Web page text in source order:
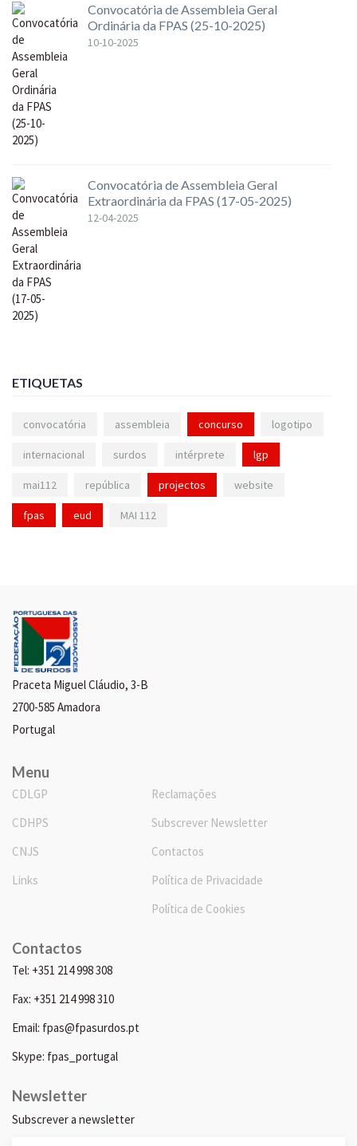
Convocatória de Assembleia Geral
Ordinária da FPAS (25-10-2025)
10-10-2025
Convocatória de Assembleia Geral
Extraordinária da FPAS (17-05-2025)
12-04-2025
ETIQUETAS
convocatória assembleia concurso logotipo
internacional surdos intérprete lgp
mai112 república projectos website
fpas eud MAI 112
Praceta Miguel Cláudio, 3-B
2700-585 Amadora
Portugal
Menu
CDLGP
CDHPS
CNJS
Links
Reclamações
Subscrever Newsletter
Contactos
Política de Privacidade
Política de Cookies
Contactos
Tel: +351 214 998 308
Fax: +351 214 998 310
Email: fpas@fpasurdos.pt
Skype: fpas_portugal
Newsletter
Subscrever a newsletter